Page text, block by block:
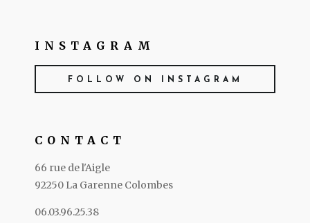
INSTAGRAM
FOLLOW ON INSTAGRAM
CONTACT
66 rue de l'Aigle
92250 La Garenne Colombes
06.03.96.25.38